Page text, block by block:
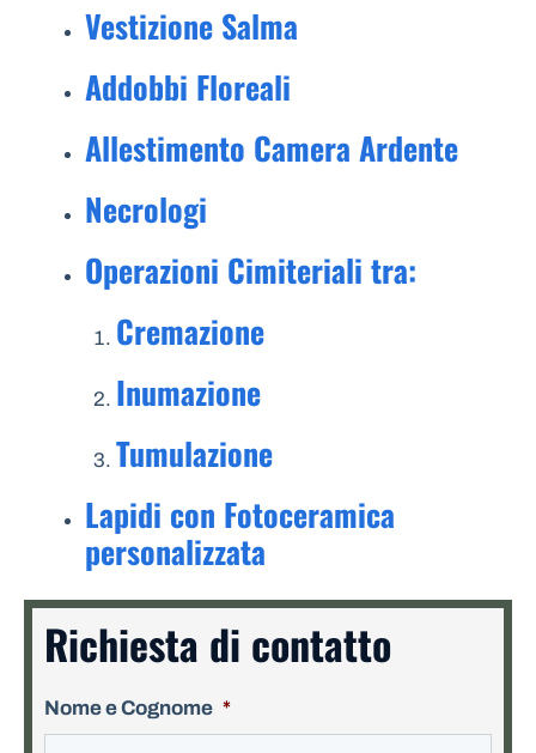
Vestizione Salma
Addobbi Floreali
Allestimento Camera Ardente
Necrologi
Operazioni Cimiteriali tra:
Cremazione
Inumazione
Tumulazione
Lapidi con Fotoceramica
personalizzata
Richiesta di contatto
Nome e Cognome *